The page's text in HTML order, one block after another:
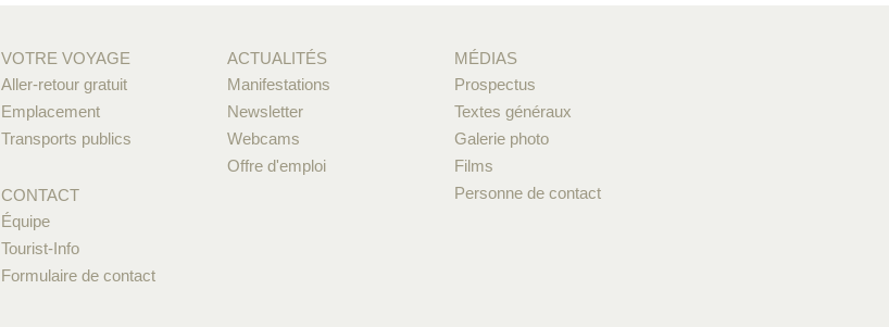
VOTRE VOYAGE
Aller-retour gratuit
Emplacement
Transports publics
CONTACT
Équipe
Tourist-Info
Formulaire de contact
ACTUALITÉS
Manifestations
Newsletter
Webcams
Offre d'emploi
MÉDIAS
Prospectus
Textes généraux
Galerie photo
Films
Personne de contact